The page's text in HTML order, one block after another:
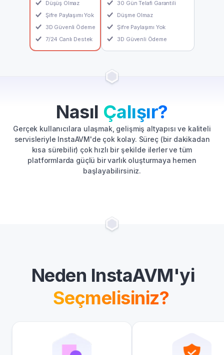
Düşüş Olmaz
Şifre Paylaşımı Yok
3D Güvenli Ödeme
7/24 Canlı Destek
30 Gün Telafi Garantili
Düşme Olmaz
Şifre Paylaşımı Yok
3D Güvenli Ödeme
Nasıl Çalışır?
Gerçek kullanıcılara ulaşmak, gelişmiş altyapısı ve kaliteli
servisleriyle InstaAVM'de çok kolay. Süreç (bir dakikadan
kısa sürebilir) çok hızlı bir şekilde ilerler ve tüm
platformlarda güçlü bir varlık oluşturmaya hemen
başlayabilirsiniz.
Neden InstaAVM'yi
Seçmelisiniz?